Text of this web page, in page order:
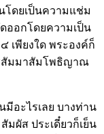
ดยเป็นความแช่ม
ออกโดยความเป็น
เพียงใด พระองค์ก็
สัมมาสัมโพธิญาณ
มีอะไรเลย บางท่าน
ผัส ประเดี๋ยวก็เย็น